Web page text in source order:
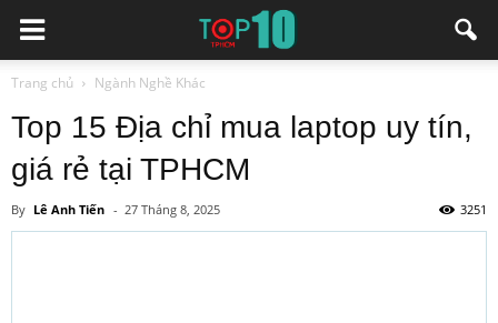
Trang chủ Ngành Nghề Khác
Top 15 Địa chỉ mua laptop uy tín,
giá rẻ tại TPHCM
By Lê Anh Tiến - 27 Tháng 8, 2025 3251